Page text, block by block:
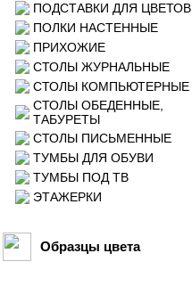
ПОДСТАВКИ ДЛЯ ЦВЕТОВ
ПОЛКИ НАСТЕННЫЕ
ПРИХОЖИЕ
СТОЛЫ ЖУРНАЛЬНЫЕ
СТОЛЫ КОМПЬЮТЕРНЫЕ
СТОЛЫ ОБЕДЕННЫЕ,
ТАБУРЕТЫ
СТОЛЫ ПИСЬМЕННЫЕ
ТУМБЫ ДЛЯ ОБУВИ
ТУМБЫ ПОД ТВ
ЭТАЖЕРКИ
Образцы цвета